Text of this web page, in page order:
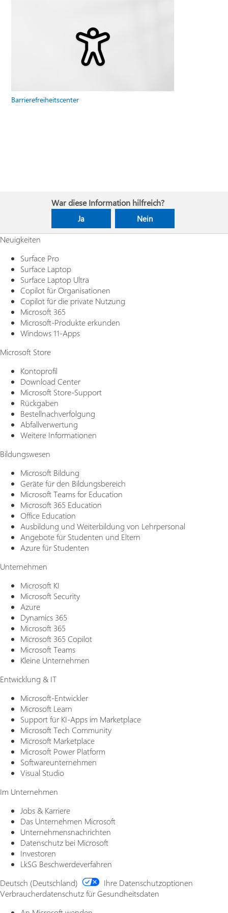
Barrierefreiheitscenter
War diese Information hilfreich?
Ja Nein
Neuigkeiten
Surface Pro
Surface Laptop
Surface Laptop Ultra
Copilot für Organisationen
Copilot für die private Nutzung
Microsoft 365
Microsoft-Produkte erkunden
Windows 11-Apps
Microsoft Store
Kontoprofil
Download Center
Microsoft Store-Support
Rückgaben
Bestellnachverfolgung
Abfallverwertung
Weitere Informationen
Bildungswesen
Microsoft Bildung
Geräte für den Bildungsbereich
Microsoft Teams for Education
Microsoft 365 Education
Office Education
Ausbildung und Weiterbildung von Lehrpersonal
Angebote für Studenten und Eltern
Azure für Studenten
Unternehmen
Microsoft KI
Microsoft Security
Azure
Dynamics 365
Microsoft 365
Microsoft 365 Copilot
Microsoft Teams
Kleine Unternehmen
Entwicklung & IT
Microsoft-Entwickler
Microsoft Learn
Support für KI-Apps im Marketplace
Microsoft Tech Community
Microsoft Marketplace
Microsoft Power Platform
Softwareunternehmen
Visual Studio
Im Unternehmen
Jobs & Karriere
Das Unternehmen Microsoft
Unternehmensnachrichten
Datenschutz bei Microsoft
Investoren
LkSG Beschwerdeverfahren
Deutsch (Deutschland)
Ihre Datenschutzoptionen
Verbraucherdatenschutz für Gesundheitsdaten